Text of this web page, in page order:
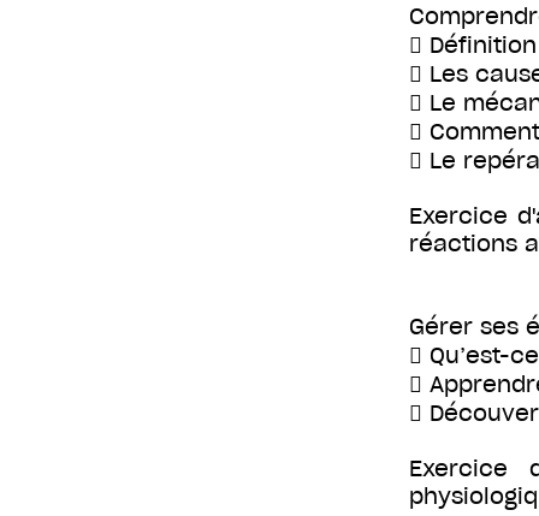

 Les
 Le

 Le
Exercice
réactions
Gérer ses
 Qu’est-


Exercice